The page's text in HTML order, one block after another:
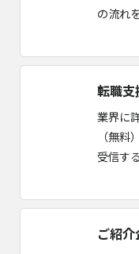
の流れ
転職支
業界に
（無
受信する
ご紹